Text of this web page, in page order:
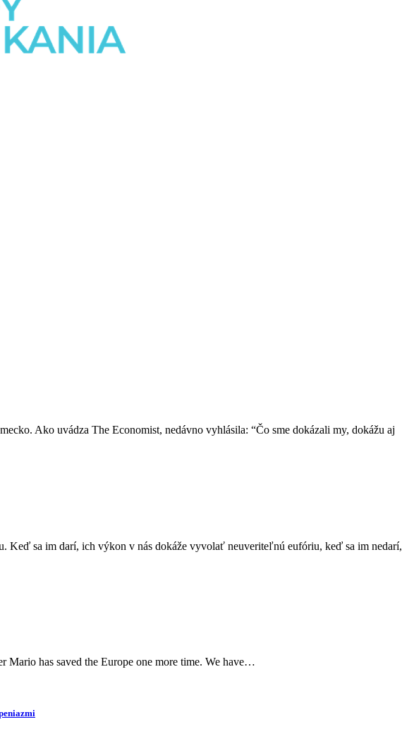
Ako uvádza The Economist, nedávno vyhlásila: “Čo sme dokázali my, dokážu aj
Keď sa im darí, ich výkon v nás dokáže vyvolať neuveriteľnú eufóriu, keď sa im nedarí,
Mario has saved the Europe one more time. We have…